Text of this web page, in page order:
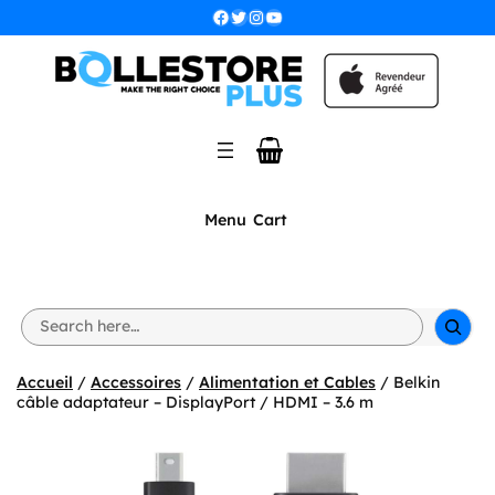
Facebook Twitter InstagramYouTube
Menu Cart
S
e
r
c
Accueil / Accessoires / Alimentation et Cables / Belkin
câble adaptateur – DisplayPort / HDMI – 3.6 m